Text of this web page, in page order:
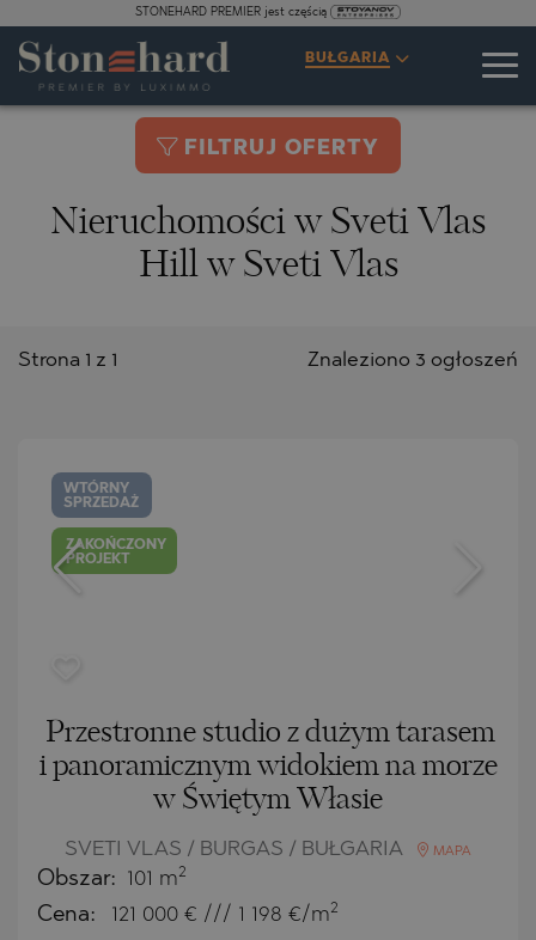
STONEHARD PREMIER jest częścią
BUŁGARIA
FILTRUJ OFERTY
Nieruchomości w Sveti Vlas
Hill w Sveti Vlas
Znaleziono 3 ogłoszeń
Strona 1 z 1
WTÓRNY
SPRZEDAŻ
ZAKOŃCZONY
PROJEKT
Przestronne studio z dużym tarasem
i panoramicznym widokiem na morze
w Świętym Własie
SVETI VLAS / BURGAS / BUŁGARIA MAPA
Obszar: 101 m2
Cena: 121 000 € /// 1 198 €/m2